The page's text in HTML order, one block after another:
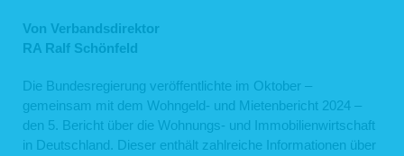
Von Verbandsdirektor
RA Ralf Schönfeld
Die Bundesregierung veröffentlichte im Oktober –
gemeinsam mit dem Wohngeld- und Mietenbericht 2024 –
den 5. Bericht über die Wohnungs- und Immobilienwirtschaft
in Deutschland. Dieser enthält zahlreiche Informationen über